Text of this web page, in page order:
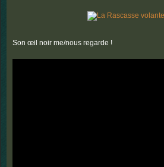
Son œil noir me/nous regarde !